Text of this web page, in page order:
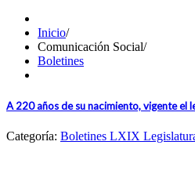
Inicio/
Comunicación Social/
Boletines
A 220 años de su nacimiento, vigente el
Categoría: Boletines LXIX